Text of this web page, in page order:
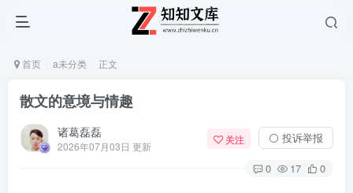
首页 a未分类 正文
散文的意境与情趣
诸葛磊磊
2026年07月03日 更新
关注 ⚪ 投诉举报
0 17 0